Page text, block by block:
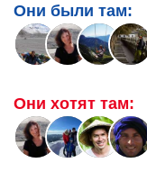
Они были там:
Они хотят там: